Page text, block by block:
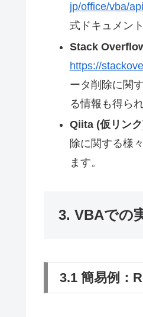
jp/office/vba/
式ドキュメン
Stack
https://
ータ削除に関
る情報も得られ
Qiita (仮リン
除に関する様
ます。
3. VBAでの
3.1 簡易例：